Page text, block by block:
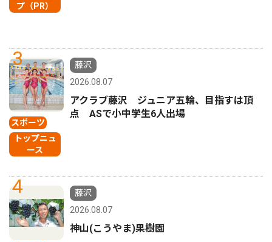
プ（PR）
3
スポーツ
トップニュ
ース
藤沢
2026.08.07
アクラブ藤沢 ジュニア五輪、目指すは頂
点 ASで小中学生6人出場
4
藤沢
2026.08.07
神山(こうやま)果樹園